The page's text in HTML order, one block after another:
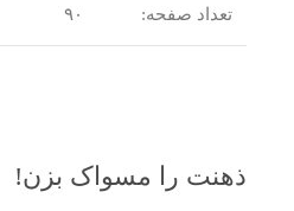
تعداد صفحه: ۹۰
ذهنت را مسواک بزن!